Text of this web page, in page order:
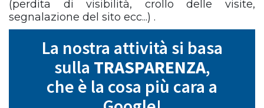
(perdita di visibilità, crollo delle visite,
segnalazione del sito ecc...) .
La nostra attività si basa
sulla TRASPARENZA,
che è la cosa più cara a